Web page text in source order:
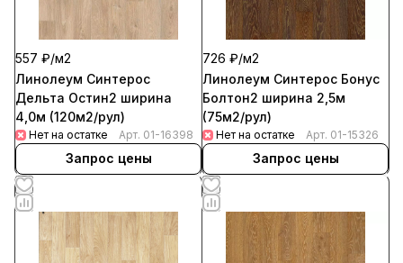
557 ₽/м2
Линолеум Синтерос
Дельта Остин2 ширина
4,0м (120м2/рул)
Нет на остатке Арт. 01-16398
Запрос цены
726 ₽/м2
Линолеум Синтерос Бонус
Болтон2 ширина 2,5м
(75м2/рул)
Нет на остатке Арт. 01-15326
Запрос цены